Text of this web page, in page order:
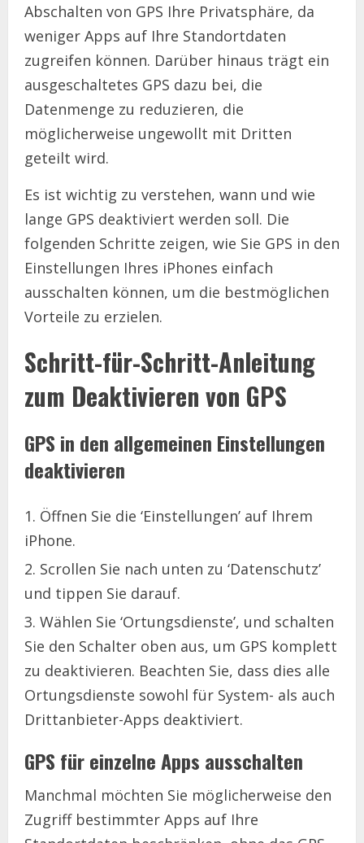
Abschalten von GPS Ihre Privatsphäre, da
weniger Apps auf Ihre Standortdaten
zugreifen können. Darüber hinaus trägt ein
ausgeschaltetes GPS dazu bei, die
Datenmenge zu reduzieren, die
möglicherweise ungewollt mit Dritten
geteilt wird.
Es ist wichtig zu verstehen, wann und wie
lange GPS deaktiviert werden soll. Die
folgenden Schritte zeigen, wie Sie GPS in den
Einstellungen Ihres iPhones einfach
ausschalten können, um die bestmöglichen
Vorteile zu erzielen.
Schritt-für-Schritt-Anleitung
zum Deaktivieren von GPS
GPS in den allgemeinen Einstellungen
deaktivieren
Öffnen Sie die ‘Einstellungen’ auf Ihrem
iPhone.
Scrollen Sie nach unten zu ‘Datenschutz’
und tippen Sie darauf.
Wählen Sie ‘Ortungsdienste’, und schalten
Sie den Schalter oben aus, um GPS komplett
zu deaktivieren. Beachten Sie, dass dies alle
Ortungsdienste sowohl für System- als auch
Drittanbieter-Apps deaktiviert.
GPS für einzelne Apps ausschalten
Manchmal möchten Sie möglicherweise den
Zugriff bestimmter Apps auf Ihre